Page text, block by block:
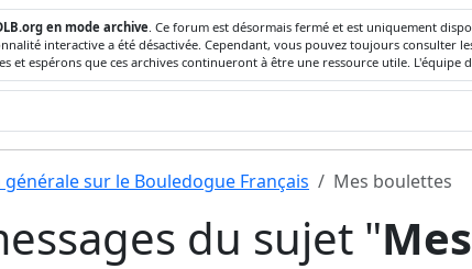
en mode archive. Ce forum est désormais fermé et est uniquement
interactive a été désactivée. Cependant, vous pouvez toujours consulter
et espérons que ces archives continueront à être une ressource utile. L'équipe
générale sur le Bouledogue Français Mes boulettes
du sujet "